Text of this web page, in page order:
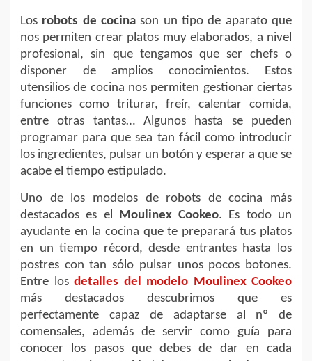
Los robots de cocina son un tipo de aparato que
nos permiten crear platos muy elaborados, a nivel
profesional, sin que tengamos que ser chefs o
disponer de amplios conocimientos. Estos
utensilios de cocina nos permiten gestionar ciertas
funciones como triturar, freír, calentar comida,
entre otras tantas… Algunos hasta se pueden
programar para que sea tan fácil como introducir
los ingredientes, pulsar un botón y esperar a que se
acabe el tiempo estipulado.
Uno de los modelos de robots de cocina más
destacados es el Moulinex Cookeo. Es todo un
ayudante en la cocina que te preparará tus platos
en un tiempo récord, desde entrantes hasta los
postres con tan sólo pulsar unos pocos botones.
Entre los detalles del modelo Moulinex Cookeo
más destacados descubrimos que es
perfectamente capaz de adaptarse al nº de
comensales, además de servir como guía para
conocer los pasos que debes de dar en cada